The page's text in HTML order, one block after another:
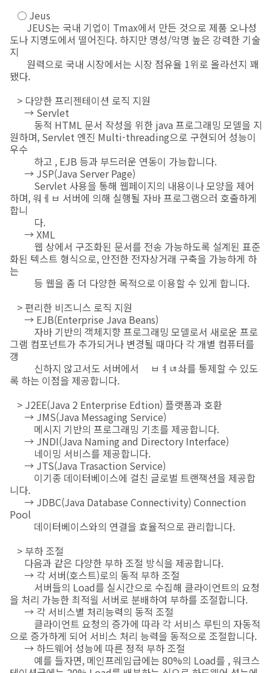
○ Jeus
JEUS는 국내 기업이 Tmax에서 만든 것으로 제품 오나성
도나 지명도에서 떨어진다. 하지만 명성/악명 높은 강력한 기술
지
원력으로 국내 시장에서는 시장 점유율 1위로 올라선지 꽤
됐다.
> 다양한 프리젠테이션 로직 지원
→ Servlet
동적 HTML 문서 작성을 위한 java 프로그래밍 모델을 지
원하며, Servlet 엔진 Multi-threading으로 구현되어 성능이
우수
하고 , EJB 등과 부드러운 연동이 가능합니다.
→ JSP(Java Server Page)
Servlet 사용을 통해 웹페이지의 내용이나 모양을 제어
하며, 워ㅔㅂ 서버에 의해 실행될 자바 프로그램으러 호출하게
합니
다.
→ XML
웹 상에서 구조화된 문서를 전송 가능하도록 설계된 표준
화된 텍스트 형식으로, 안전한 전자상거래 구축을 가능하게 하
는
등 웹을 좀 더 다양한 목적으로 이용할 수 있게 합니다.
> 편리한 비즈니스 로직 지원
→ EJB(Enterprise Java Beans)
자바 기반의 객체지향 프로그래밍 모델로서 새로운 프로
그램 컴포넌트가 추가되거나 변경될 때마다 각 개별 컴퓨터를
갱
신하지 않고서도 서버에서 ㅤㅂㅕㄶ솨를 통제할 수 있도
록 하는 이점을 제공합니다.
> J2EE(Java 2 Enterprise Edtion) 플랫폼과 호환
→ JMS(Java Messaging Service)
메시지 기반의 프로그래밍 기초를 제공합니다.
→ JNDI(Java Naming and Directory Interface)
네이밍 서비스를 제공합니다.
→ JTS(Java Trasaction Service)
이기종 데이터베이스에 걸친 글로벌 트랜잭션을 제공합
니다.
→ JDBC(Java Database Connectivity) Connection
Pool
데이터베이스와의 연결을 효율적으로 관리합니다.
> 부하 조절
다음과 같은 다양한 부하 조절 방식을 제공합니다.
→ 각 서버(호스트)로의 동적 부하 조절
서버들의 Load를 실시간으로 수집해 클라이언트의 요청
을 처리 가능한 최적읠 서버로 분배하여 부하를 조절합니다.
→ 각 서비스별 처리능력의 동적 조절
클라이언트 요청의 증가에 따라 각 서비스 루틴의 자동적
으로 증가하게 되어 서비스 처리 능력을 동적으로 조절합니다.
→ 하드웨어 성능에 따른 정적 부하 조절
예를 들자면, 메인프레임급에는 80%의 Load를 , 워크스